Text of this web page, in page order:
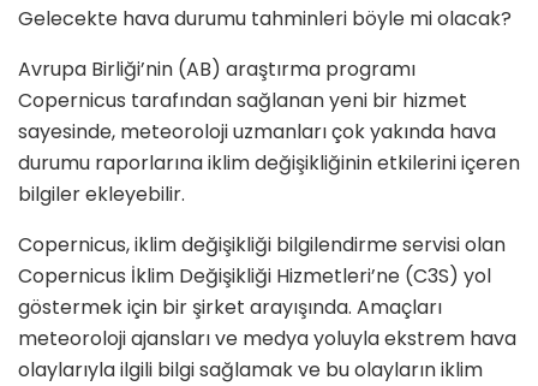
Gelecekte hava durumu tahminleri böyle mi olacak?
Avrupa Birliği’nin (AB) araştırma programı
Copernicus tarafından sağlanan yeni bir hizmet
sayesinde, meteoroloji uzmanları çok yakında hava
durumu raporlarına iklim değişikliğinin etkilerini içeren
bilgiler ekleyebilir.
Copernicus, iklim değişikliği bilgilendirme servisi olan
Copernicus İklim Değişikliği Hizmetleri’ne (C3S) yol
göstermek için bir şirket arayışında. Amaçları
meteoroloji ajansları ve medya yoluyla ekstrem hava
olaylarıyla ilgili bilgi sağlamak ve bu olayların iklim